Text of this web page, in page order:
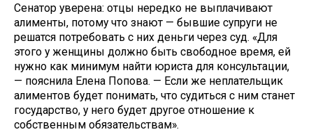
Сенатор уверена: отцы нередко не выплачивают
алименты, потому что знают — бывшие супруги не
решатся потребовать с них деньги через суд. «Для
этого у женщины должно быть свободное время, ей
нужно как минимум найти юриста для консультации,
— пояснила Елена Попова. — Если же неплательщик
алиментов будет понимать, что судиться с ним станет
государство, у него будет другое отношение к
собственным обязательствам».